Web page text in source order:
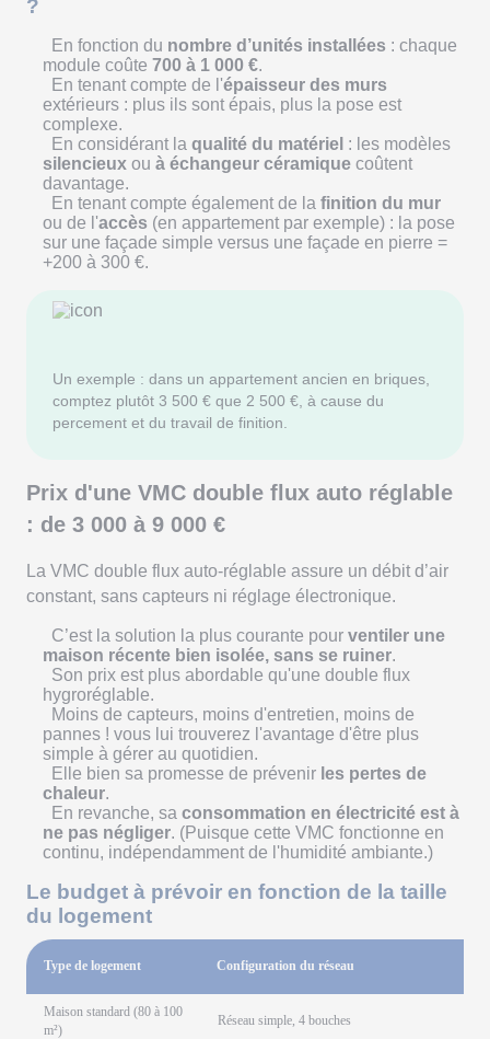
?
En fonction du nombre d’unités installées : chaque
module coûte 700 à 1 000 €.
En tenant compte de l'épaisseur des murs
extérieurs : plus ils sont épais, plus la pose est
complexe.
En considérant la qualité du matériel : les modèles
silencieux ou à échangeur céramique coûtent
davantage.
En tenant compte également de la finition du mur
ou de l'accès (en appartement par exemple) : la pose
sur une façade simple versus une façade en pierre =
+200 à 300 €.
Un exemple : dans un appartement ancien en briques,
comptez plutôt 3 500 € que 2 500 €, à cause du
percement et du travail de finition.
Prix d'une VMC double flux auto réglable
: de 3 000 à 9 000 €
La VMC double flux auto-réglable assure un débit d’air
constant, sans capteurs ni réglage électronique.
C’est la solution la plus courante pour ventiler une
maison récente bien isolée, sans se ruiner.
Son prix est plus abordable qu'une double flux
hygroréglable.
Moins de capteurs, moins d'entretien, moins de
pannes ! vous lui trouverez l'avantage d'être plus
simple à gérer au quotidien.
Elle bien sa promesse de prévenir les pertes de
chaleur.
En revanche, sa consommation en électricité est à
ne pas négliger. (Puisque cette VMC fonctionne en
continu, indépendamment de l'humidité ambiante.)
Le budget à prévoir en fonction de la taille
du logement
Type de logement Configuration du réseau
Maison standard (80 à 100
m²)
Réseau simple, 4 bouches